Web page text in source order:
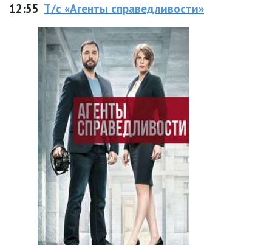
12:55 Т/с «Агенты справедливости»